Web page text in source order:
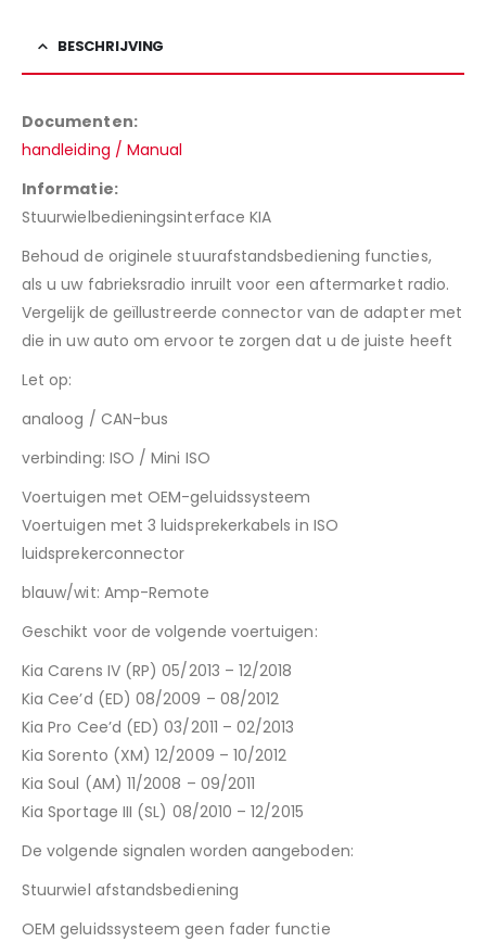
BESCHRIJVING
Documenten:
handleiding / Manual
Informatie:
Stuurwielbedieningsinterface KIA
Behoud de originele stuurafstandsbediening functies,
als u uw fabrieksradio inruilt voor een aftermarket radio.
Vergelijk de geïllustreerde connector van de adapter met
die in uw auto om ervoor te zorgen dat u de juiste heeft
Let op:
analoog / CAN-bus
verbinding: ISO / Mini ISO
Voertuigen met OEM-geluidssysteem
Voertuigen met 3 luidsprekerkabels in ISO
luidsprekerconnector
blauw/wit: Amp-Remote
Geschikt voor de volgende voertuigen:
Kia Carens IV (RP) 05/2013 – 12/2018
Kia Cee’d (ED) 08/2009 – 08/2012
Kia Pro Cee’d (ED) 03/2011 – 02/2013
Kia Sorento (XM) 12/2009 – 10/2012
Kia Soul (AM) 11/2008 – 09/2011
Kia Sportage III (SL) 08/2010 – 12/2015
De volgende signalen worden aangeboden:
Stuurwiel afstandsbediening
OEM geluidssysteem geen fader functie